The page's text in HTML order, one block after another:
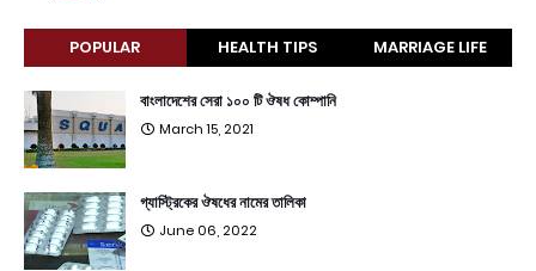
POPULAR HEALTH TIPS MARRIAGE LIFE
বাংলাদেশের সেরা ১০০ টি ঔষধ কোম্পানি
March 15, 2021
গ্যাস্ট্রিকের ঔষধের নামের তালিকা
June 06, 2022